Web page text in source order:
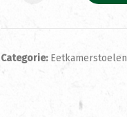
Categorie: Eetkamerstoelen